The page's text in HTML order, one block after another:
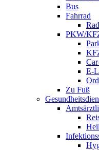
Bus
Fahrrad
PKW/
E-
Zu Fuß